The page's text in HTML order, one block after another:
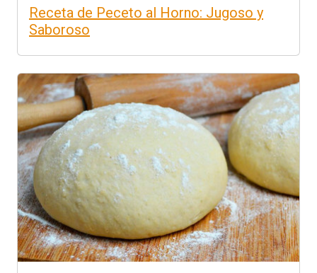
Receta de Peceto al Horno: Jugoso y
Saboroso